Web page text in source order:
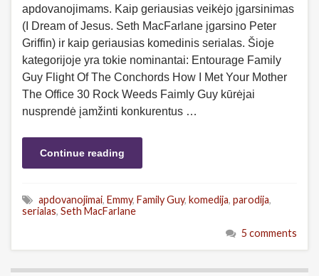
apdovanojimams. Kaip geriausias veikėjo įgarsinimas
(I Dream of Jesus. Seth MacFarlane įgarsino Peter
Griffin) ir kaip geriausias komedinis serialas. Šioje
kategorijoje yra tokie nominantai: Entourage Family
Guy Flight Of The Conchords How I Met Your Mother
The Office 30 Rock Weeds Faimly Guy kūrėjai
nusprendė įamžinti konkurentus …
Continue reading
apdovanojimai, Emmy, Family Guy, komedija, parodija,
serialas, Seth MacFarlane
5 comments